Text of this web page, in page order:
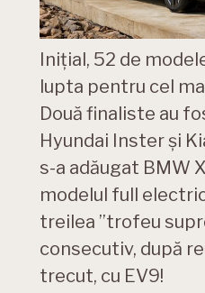
Inițial, 52 de
lupta pentru cel
Două finaliste au
Hyundai Inster și
s-a adăugat BMW
modelul full
treilea ”trofeu
consecutiv, după
trecut, cu EV9!